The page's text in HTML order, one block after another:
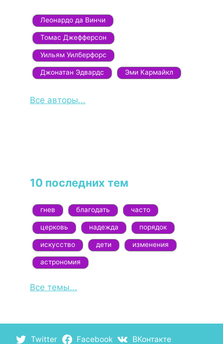
Леонардо да Винчи
Томас Джефферсон
Уильям Уилберфорс
Джонатан Эдвардс Эми Кармайкл
Все авторы...
10 последних тем
гнев благодать часто
церковь надежда порядок
искусство дети изменения
астрономия
Все темы...
Twitter Facebook ВКонтакте